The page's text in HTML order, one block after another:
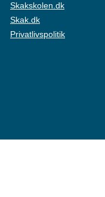
Skakskolen.dk
Skak.dk
Privatlivspolitik